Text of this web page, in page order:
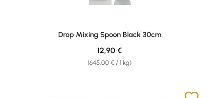
Drop Mixing Spoon Black 30cm
(645,00 € / 1 kg)
Regulärer Preis:
12,90 €